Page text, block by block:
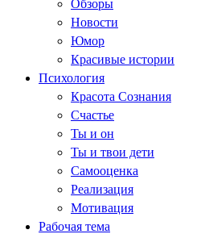
Обзоры
Новости
Юмор
Красивые истории
Психология
Красота Сознания
Счастье
Ты и он
Ты и твои дети
Самооценка
Реализация
Мотивация
Рабочая тема